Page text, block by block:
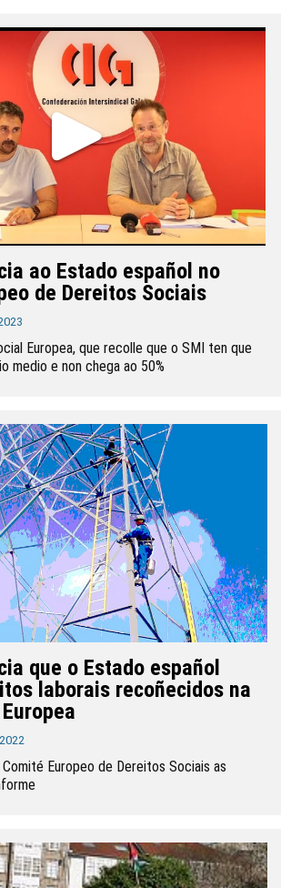
ao Estado español no
de Dereitos Sociais
Europea, que recolle que o SMI ten que
medio e non chega ao 50%
que o Estado español
laborais recoñecidos na
Europeo de Dereitos Sociais as